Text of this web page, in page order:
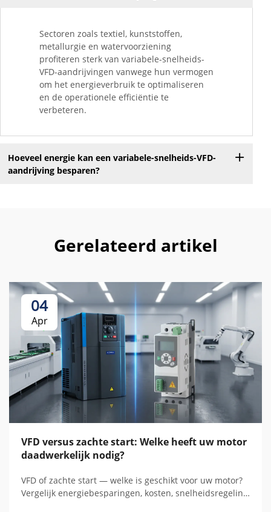
Sectoren zoals textiel, kunststoffen,
metallurgie en watervoorziening
profiteren sterk van variabele-snelheids-
VFD-aandrijvingen vanwege hun vermogen
om het energieverbruik te optimaliseren
en de operationele efficiëntie te
verbeteren.
Hoeveel energie kan een variabele-snelheids-VFD-
aandrijving besparen?
Gerelateerd artikel
04
Apr
VFD versus zachte start: Welke heeft uw motor
daadwerkelijk nodig?
VFD of zachte start — welke is geschikt voor uw motor?
Vergelijk energiebesparingen, kosten, snelheidsregeling